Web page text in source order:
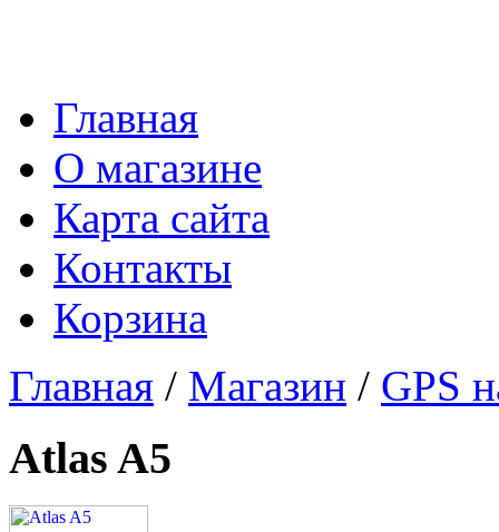
Главная
О магазине
Карта сайта
Контакты
Корзина
Главная / Магазин / GPS
Atlas A5